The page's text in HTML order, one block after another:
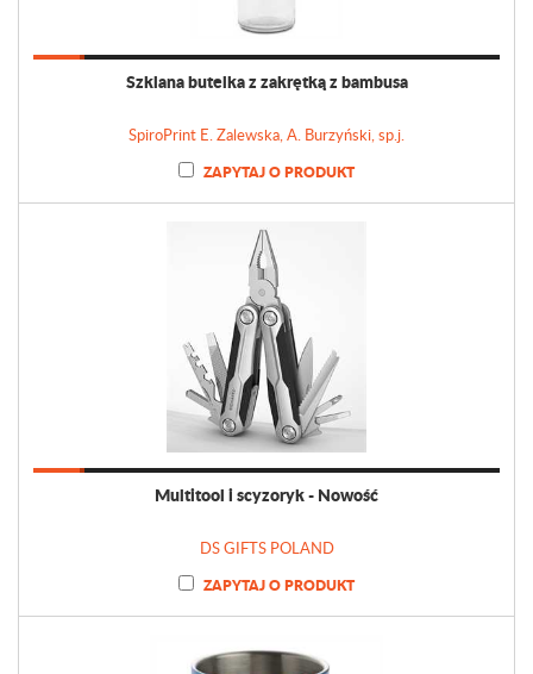
Szklana butelka z zakrętką z bambusa
SpiroPrint E. Zalewska, A. Burzyński, sp.j.
ZAPYTAJ O PRODUKT
Multitool i scyzoryk - Nowość
DS GIFTS POLAND
ZAPYTAJ O PRODUKT